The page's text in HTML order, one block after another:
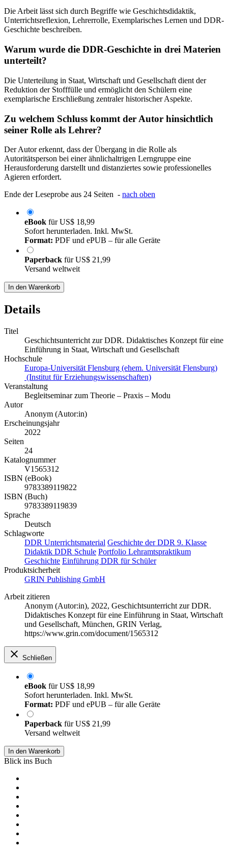
Die Arbeit lässt sich durch Begriffe wie Geschichtsdidaktik,
Unterrichtsreflexion, Lehrerrolle, Exemplarisches Lernen und DDR-
Geschichte beschreiben.
Warum wurde die DDR-Geschichte in drei Materien
unterteilt?
Die Unterteilung in Staat, Wirtschaft und Gesellschaft dient der
Reduktion der Stofffülle und ermöglicht den Schülern eine
exemplarische Erschließung zentraler historischer Aspekte.
Zu welchem Schluss kommt der Autor hinsichtlich
seiner Rolle als Lehrer?
Der Autor erkennt, dass der Übergang in die Rolle als
Autoritätsperson bei einer ähnlichaltrigen Lerngruppe eine
Herausforderung darstellt und distanziertes sowie professionelles
Agieren erfordert.
Ende der Leseprobe aus 24 Seiten - nach oben
eBook fürUS$ 18,99
Sofort herunterladen. Inkl. MwSt.
Format: PDF und ePUB – für alle Geräte
Paperback fürUS$ 21,99
Versand weltweit
In den Warenkorb
Details
Titel
Geschichtsunterricht zur DDR. Didaktisches Konzept für eine
Einführung in Staat, Wirtschaft und Gesellschaft
Hochschule
Europa-Universität Flensburg (ehem. Universität Flensburg)
(Institut für Erziehungswissenschaften)
Veranstaltung
Begleitseminar zum Theorie – Praxis – Modu
Autor
Anonym (Autor:in)
Erscheinungsjahr
2022
Seiten
24
Katalognummer
V1565312
ISBN (eBook)
9783389119822
ISBN (Buch)
9783389119839
Sprache
Deutsch
Schlagworte
DDR Unterrichtsmaterial Geschichte der DDR 9. Klasse
Didaktik DDR Schule Portfolio Lehramtspraktikum
Geschichte Einführung DDR für Schüler
Produktsicherheit
GRIN Publishing GmbH
Arbeit zitieren
Anonym (Autor:in), 2022, Geschichtsunterricht zur DDR.
Didaktisches Konzept für eine Einführung in Staat, Wirtschaft
und Gesellschaft, München, GRIN Verlag,
https://www.grin.com/document/1565312
Schließen
eBook fürUS$ 18,99
Sofort herunterladen. Inkl. MwSt.
Format: PDF und ePUB – für alle Geräte
Paperback fürUS$ 21,99
Versand weltweit
In den Warenkorb
Blick ins Buch